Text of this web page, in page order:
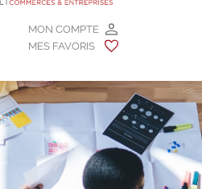
MON COMPTE
MES FAVORIS